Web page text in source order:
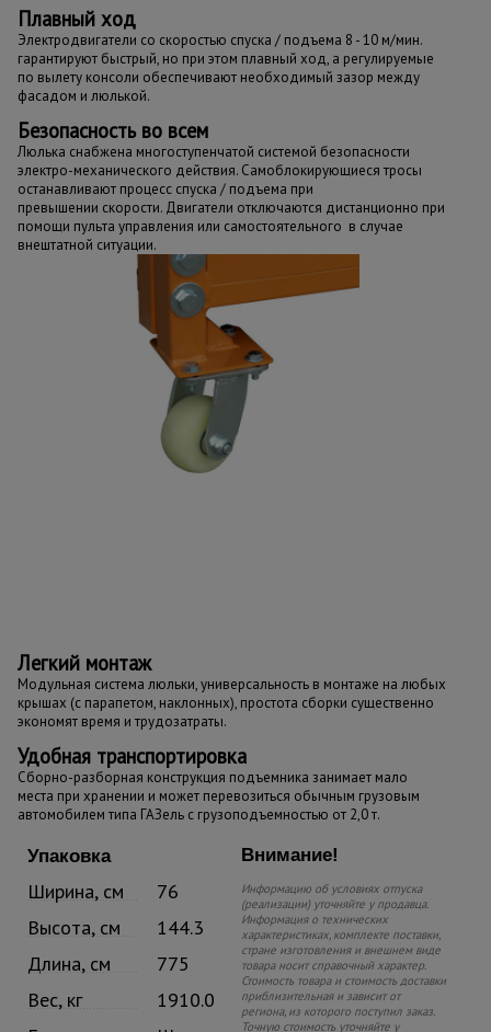
Плавный ход
Электродвигатели со скоростью спуска / подъема 8 - 10 м/мин.
гарантируют быстрый, но при этом плавный ход, а регулируемые
по вылету консоли обеспечивают необходимый зазор между
фасадом и люлькой.
Безопасность во всем
Люлька снабжена многоступенчатой системой безопасности
электро-механического действия. Самоблокирующиеся тросы
останавливают процесс спуска / подъема при
превышении скорости. Двигатели отключаются дистанционно при
помощи пульта управления или самостоятельного в случае
внештатной ситуации.
Легкий монтаж
Модульная система люльки, универсальность в монтаже на любых
крышах (с парапетом, наклонных), простота сборки существенно
экономят время и трудозатраты.
Удобная транспортировка
Сборно-разборная конструкция подъемника занимает мало
места при хранении и может перевозиться обычным грузовым
автомобилем типа ГАЗель с грузоподъемностью от 2,0 т.
Упаковка
Ширина, см
76
Высота, см
144.3
Длина, см
775
Вес, кг
1910.0
Внимание!
Информацию об условиях отпуска
(реализации) уточняйте у продавца.
Информация о технических
характеристиках, комплекте поставки,
стране изготовления и внешнем виде
товара носит справочный характер.
Стоимость товара и стоимость доставки
приблизительная и зависит от
региона, из которого поступил заказ.
Точную стоимость уточняйте у